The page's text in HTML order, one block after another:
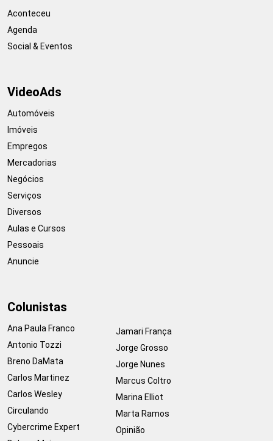
Aconteceu
Agenda
Social & Eventos
VideoAds
Automóveis
Imóveis
Empregos
Mercadorias
Negócios
Serviços
Diversos
Aulas e Cursos
Pessoais
Anuncie
Colunistas
Ana Paula Franco
Antonio Tozzi
Breno DaMata
Carlos Martinez
Carlos Wesley
Circulando
Cybercrime Expert
Jamari França
Jorge Grosso
Jorge Nunes
Marcus Coltro
Marina Elliot
Marta Ramos
Opinião